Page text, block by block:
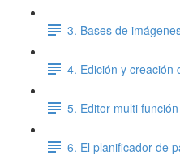
3. Bases de
4. Edición y creación
5. Editor multi
6. El planificador de